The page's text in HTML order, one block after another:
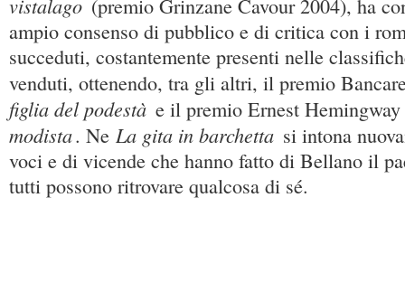
vistalago (premio Grinzane Cavour 2004), ha
ampio consenso di pubblico e di critica con i
succeduti, costantemente presenti nelle
venduti, ottenendo, tra gli altri, il premio
figlia del podestà e il premio Ernest
modista. Ne La gita in barchetta si intona
voci e di vicende che hanno fatto di Bellano il
tutti possono ritrovare qualcosa di sé.